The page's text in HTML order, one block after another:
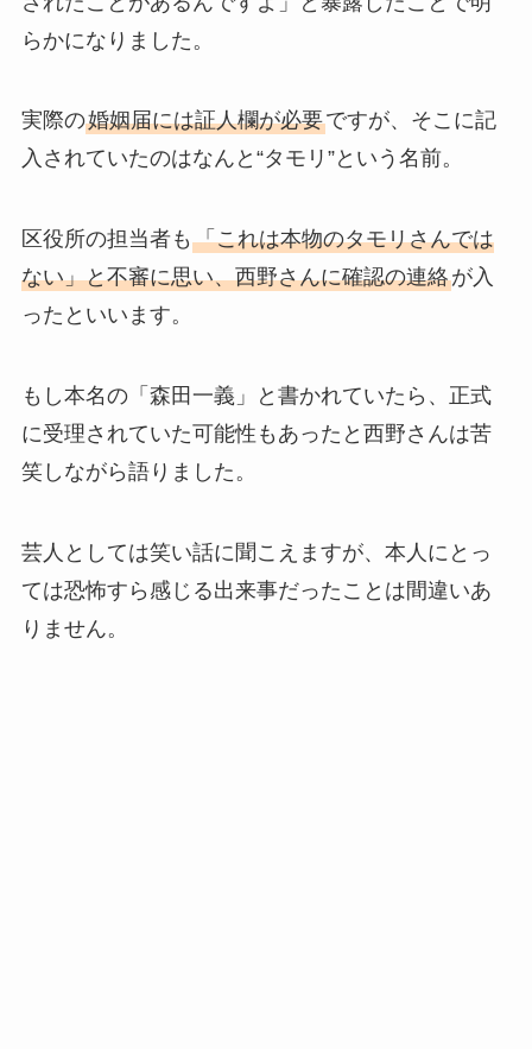
らかになりました。
実際の婚姻届には証人欄が必要ですが、そこに記
入されていたのはなんと“タモリ”という名前。
区役所の担当者も 「これは本物のタモリさんでは
ない」と不審に思い、西野さんに確認の連絡が入
ったといいます。
もし本名の「森田一義」と書かれていたら、正式
に受理されていた可能性もあったと西野さんは苦
笑しながら語りました。
芸人としては笑い話に聞こえますが、本人にとっ
ては恐怖すら感じる出来事だったことは間違いあ
りません。